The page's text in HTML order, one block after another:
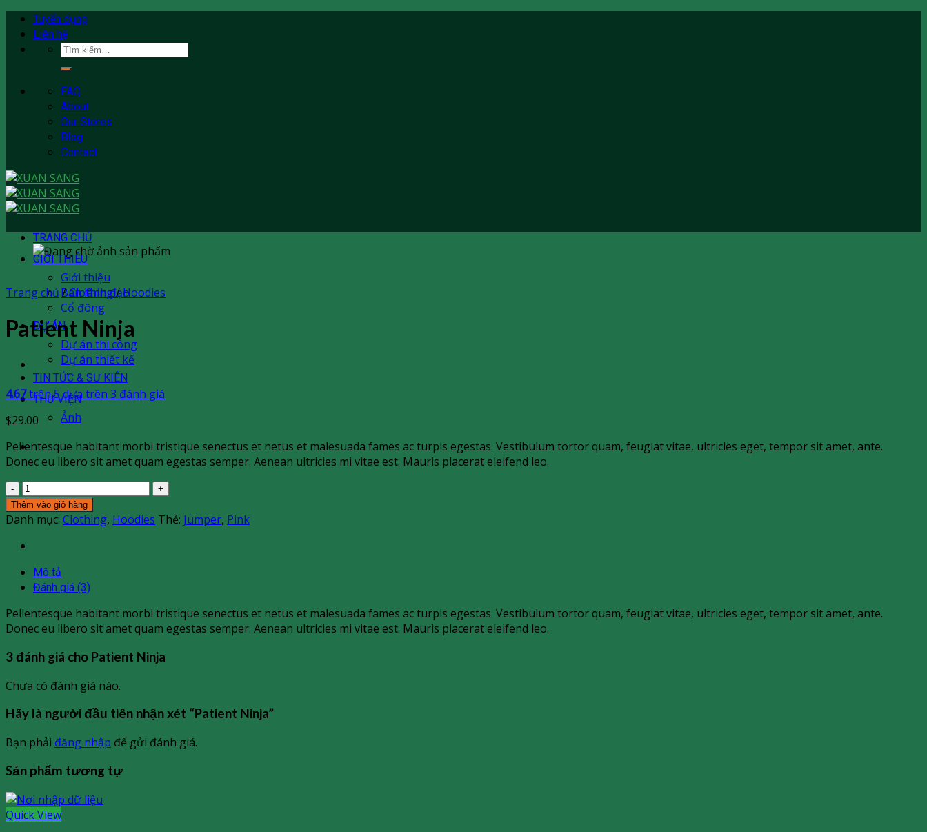
Skip
content
Tuyển dụng
Liên hệ
Tìm
kiếm:
FAQ
About
Our Stores
Blog
Contact
TRANG CHỦ
GIỚI THIÊU
Giới thiệu
Ban lãnh đạo
Cổ đông
DỰ ÁN
Dự án thi công
Dự án thiết kế
TIN TỨC & SƯ KIÊN
THƯ VIỆN
Ảnh
Trang chủ /Clothing/Hoodies
Patient Ninja
4.67trên 5 dựa trên 3 đánh giá
$29.00
Pellentesque habitant morbi tristique senectus et netus et malesuada fames ac turpis egestas. Vestibulum tortor quam, feugiat vitae, ultricies eget, tempor sit amet, ante.
Donec eu libero sit amet quam egestas semper. Aenean ultricies mi vitae est. Mauris placerat eleifend leo.
Patient
Ninja
số
Thêm vào giỏ hàng
Danh mục: Clothing, Hoodies Thẻ: Jumper, Pink
Mô tả
Đánh giá (3)
Pellentesque habitant morbi tristique senectus et netus et malesuada fames ac turpis egestas. Vestibulum tortor quam, feugiat vitae, ultricies eget, tempor sit amet, ante.
Donec eu libero sit amet quam egestas semper. Aenean ultricies mi vitae est. Mauris placerat eleifend leo.
3 đánh giá cho Patient Ninja
Chưa có đánh giá nào.
Hãy là người đầu tiên nhận xét “Patient Ninja”
Bạn phải đăng nhập để gửi đánh giá.
Sản phẩm tương tự
Quick View